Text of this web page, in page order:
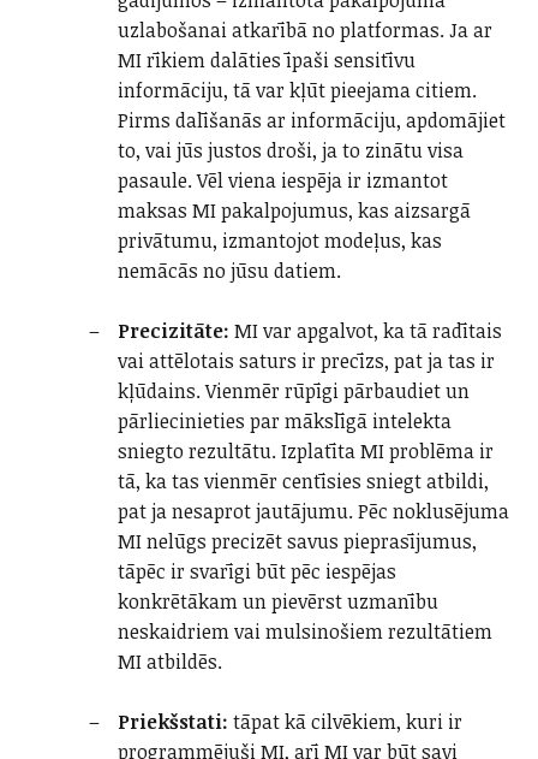
uzlabošanai atkarībā no platformas. Ja ar
MI rīkiem dalāties īpaši sensitīvu
informāciju, tā var kļūt pieejama citiem.
Pirms dalīšanās ar informāciju, apdomājiet
to, vai jūs justos droši, ja to zinātu visa
pasaule. Vēl viena iespēja ir izmantot
maksas MI pakalpojumus, kas aizsargā
privātumu, izmantojot modeļus, kas
nemācās no jūsu datiem.
Precizitāte: MI var apgalvot, ka tā radītais
vai attēlotais saturs ir precīzs, pat ja tas ir
kļūdains. Vienmēr rūpīgi pārbaudiet un
pārliecinieties par mākslīgā intelekta
sniegto rezultātu. Izplatīta MI problēma ir
tā, ka tas vienmēr centīsies sniegt atbildi,
pat ja nesaprot jautājumu. Pēc noklusējuma
MI nelūgs precizēt savus pieprasījumus,
tāpēc ir svarīgi būt pēc iespējas
konkrētākam un pievērst uzmanību
neskaidriem vai mulsinošiem rezultātiem
MI atbildēs.
Priekšstati: tāpat kā cilvēkiem, kuri ir
programmējuši MI, arī MI var būt savi